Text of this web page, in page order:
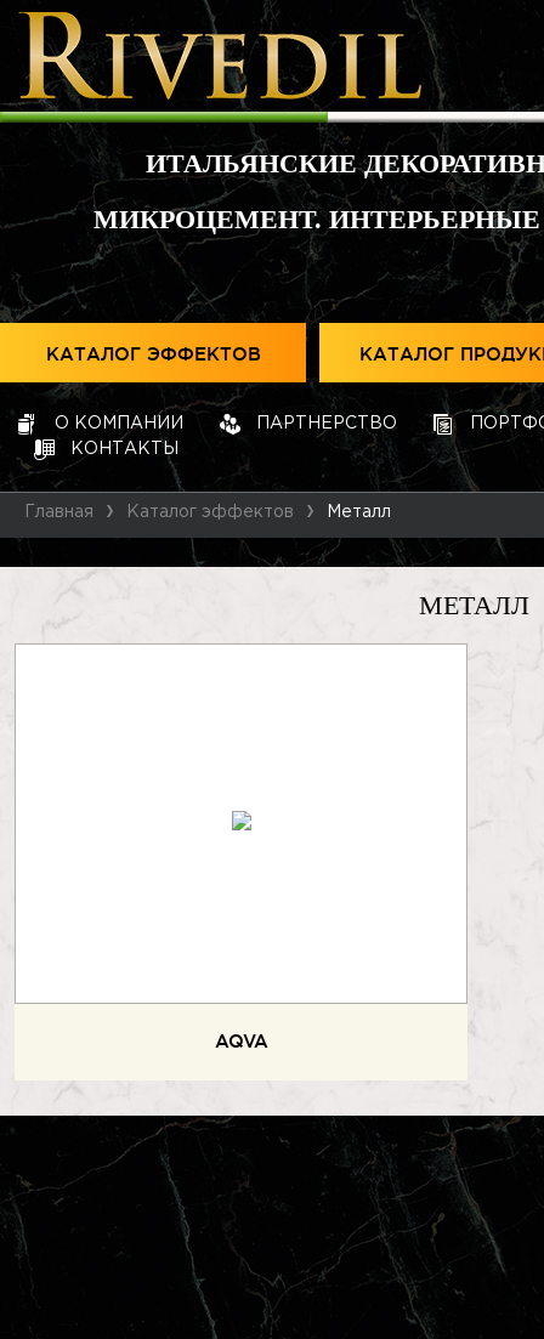
ИТАЛЬЯНСКИЕ
МИКРОЦЕМЕНТ.
КАТАЛОГ ЭФФЕКТОВ КАТАЛОГ
О КОМПАНИИ ПАРТНЕРСТВО
КОНТАКТЫ
Главная Каталог эффектов Металл
МЕТАЛЛ
AQVA